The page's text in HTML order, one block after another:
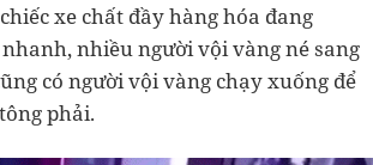
xe chất đầy hàng hóa đang
nhiều người vội vàng né sang
có người vội vàng chạy xuống để
phải.